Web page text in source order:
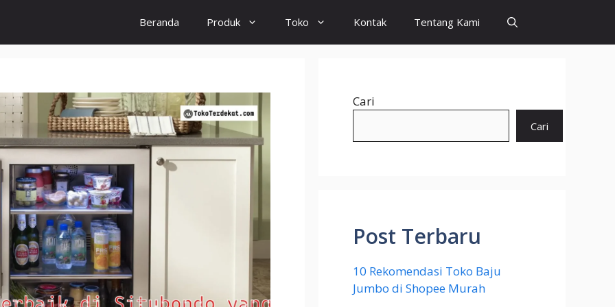
Beranda Produk Toko Kontak Tentang Kami
Cari
Cari
Post Terbaru
10 Rekomendasi Toko Baju
Jumbo di Shopee Murah